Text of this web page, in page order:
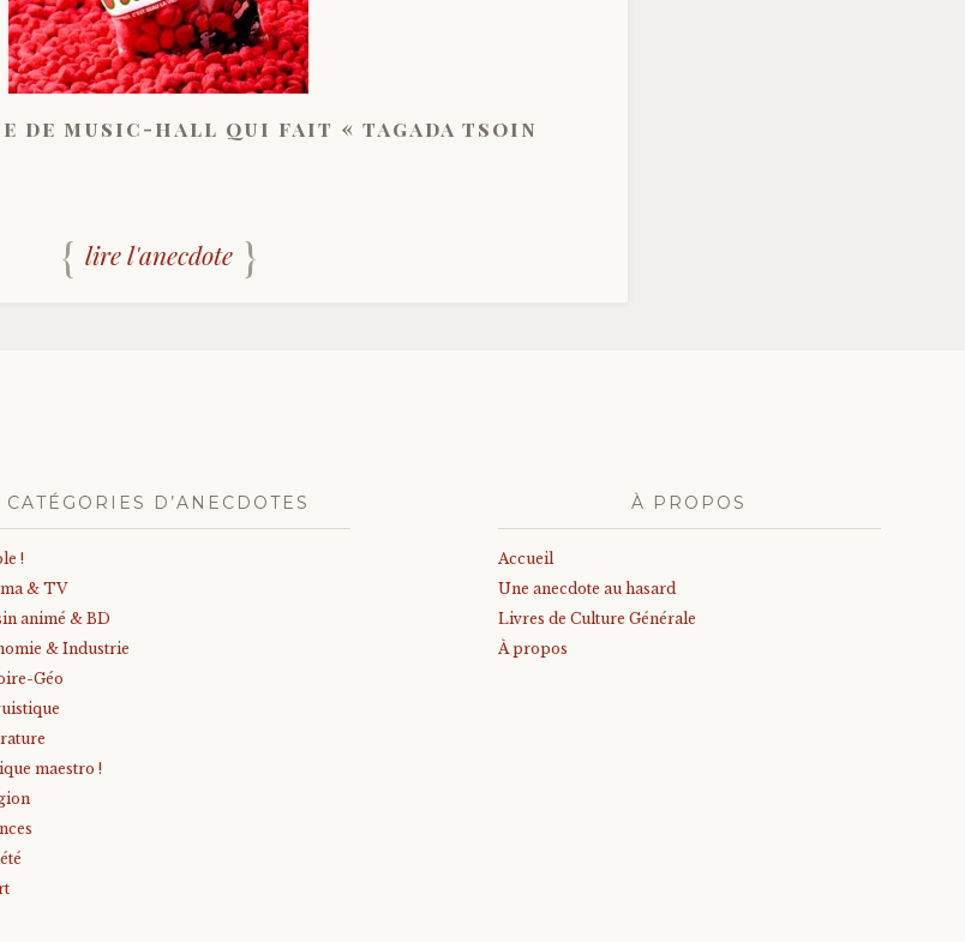
de music-hall qui fait « tagada tsoin
lire l'anecdote
CATÉGORIES D’ANECDOTES
!
& TV
animé & BD
& Industrie
Géo
maestro !
À PROPOS
Accueil
Une anecdote au hasard
Livres de Culture Générale
À propos